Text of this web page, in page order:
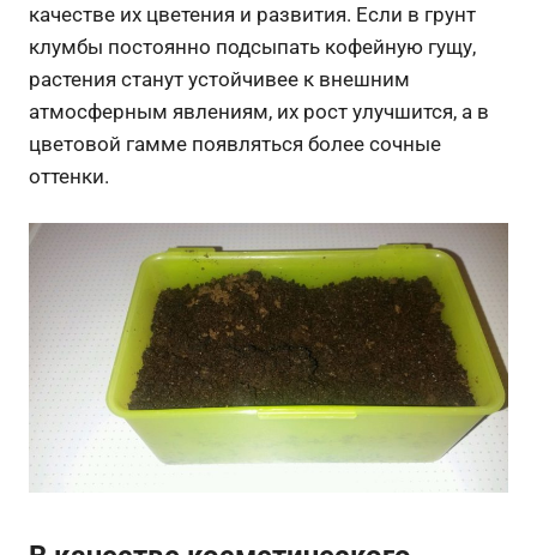
качестве их цветения и развития. Если в грунт
клумбы постоянно подсыпать кофейную гущу,
растения станут устойчивее к внешним
атмосферным явлениям, их рост улучшится, а в
цветовой гамме появляться более сочные
оттенки.